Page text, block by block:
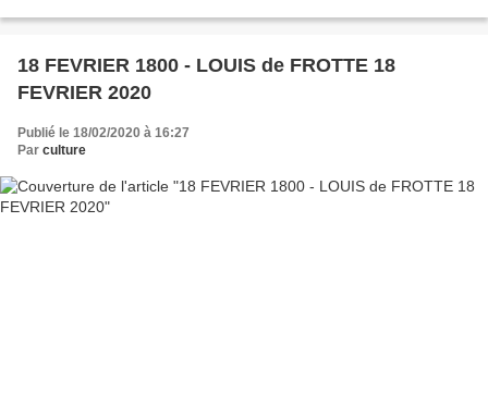
18 FEVRIER 1800 - LOUIS de FROTTE 18
FEVRIER 2020
Publié le 18/02/2020 à 16:27
Par culture